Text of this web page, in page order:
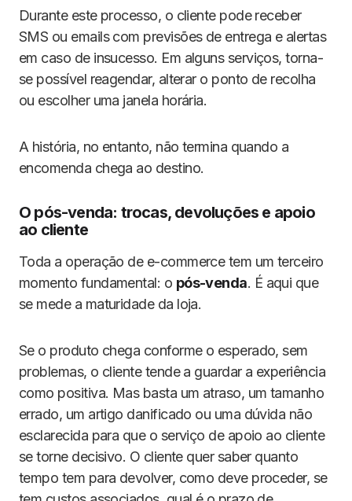
Durante este processo, o cliente pode receber
SMS ou emails com previsões de entrega e alertas
em caso de insucesso. Em alguns serviços, torna-
se possível reagendar, alterar o ponto de recolha
ou escolher uma janela horária.
A história, no entanto, não termina quando a
encomenda chega ao destino.
O pós-venda: trocas, devoluções e apoio
ao cliente
Toda a operação de e-commerce tem um terceiro
momento fundamental: o pós-venda. É aqui que
se mede a maturidade da loja.
Se o produto chega conforme o esperado, sem
problemas, o cliente tende a guardar a experiência
como positiva. Mas basta um atraso, um tamanho
errado, um artigo danificado ou uma dúvida não
esclarecida para que o serviço de apoio ao cliente
se torne decisivo. O cliente quer saber quanto
tempo tem para devolver, como deve proceder, se